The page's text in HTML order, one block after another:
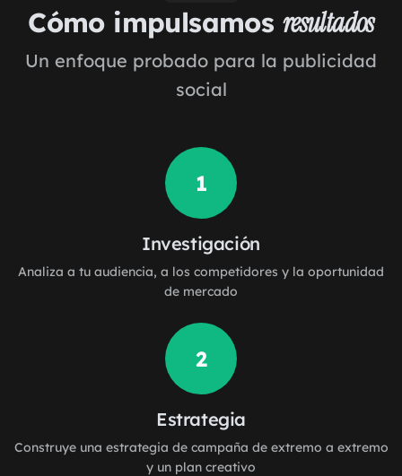
Cómo impulsamos resultados
Un enfoque probado para la publicidad
social
1
Investigación
Analiza a tu audiencia, a los competidores y la oportunidad
de mercado
2
Estrategia
Construye una estrategia de campaña de extremo a extremo
y un plan creativo